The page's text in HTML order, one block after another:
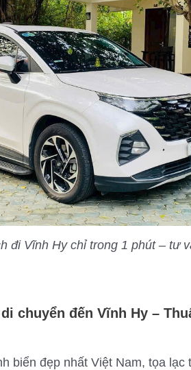
đi Vĩnh Hy chỉ trong 1 phút – tư
chuyển đến Vĩnh Hy –
biển đẹp nhất Việt Nam, tọa lạc